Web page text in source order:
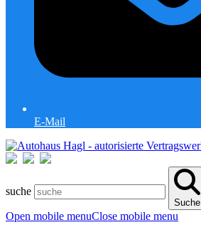
E-Mail
suche
Suche
Open mobile menuClose mobile menu